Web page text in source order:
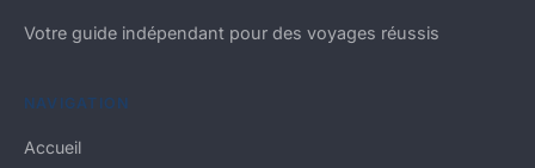
Votre guide indépendant pour des voyages réussis
NAVIGATION
Accueil